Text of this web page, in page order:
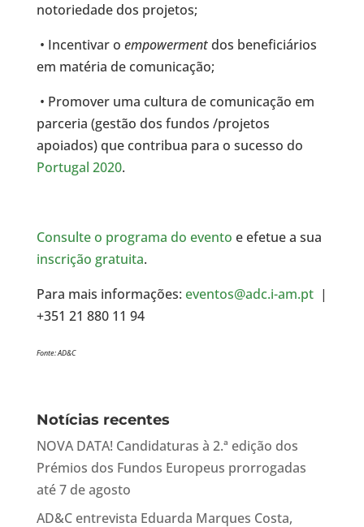
notoriedade dos projetos;
• Incentivar o empowermentdos beneficiários
em matéria de comunicação;
• Promover uma cultura de comunicação em
parceria (gestão dos fundos /projetos
apoiados) que contribua para o sucesso do
Portugal 2020.
Consulte o programa do evento e efetue a sua
inscrição gratuita.
Para mais informações: eventos@adc.i-am.pt|
+351 21 880 11 94
Fonte: AD&C
Notícias recentes
NOVA DATA! Candidaturas à 2.ª edição dos
Prémios dos Fundos Europeus prorrogadas
até 7 de agosto
AD&C entrevista Eduarda Marques Costa,